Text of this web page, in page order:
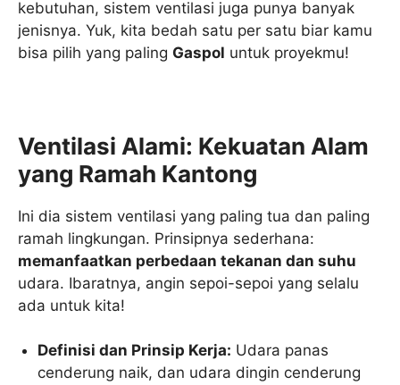
kebutuhan, sistem ventilasi juga punya banyak
jenisnya. Yuk, kita bedah satu per satu biar kamu
bisa pilih yang paling Gaspol untuk proyekmu!
Ventilasi Alami: Kekuatan Alam
yang Ramah Kantong
Ini dia sistem ventilasi yang paling tua dan paling
ramah lingkungan. Prinsipnya sederhana:
memanfaatkan perbedaan tekanan dan suhu
udara. Ibaratnya, angin sepoi-sepoi yang selalu
ada untuk kita!
Definisi dan Prinsip Kerja: Udara panas
cenderung naik, dan udara dingin cenderung